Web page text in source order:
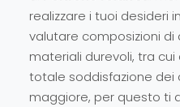
realizzare i tuoi desideri
valutare composizioni di
materiali durevoli, tra
totale soddisfazione dei
maggiore, per questo ti